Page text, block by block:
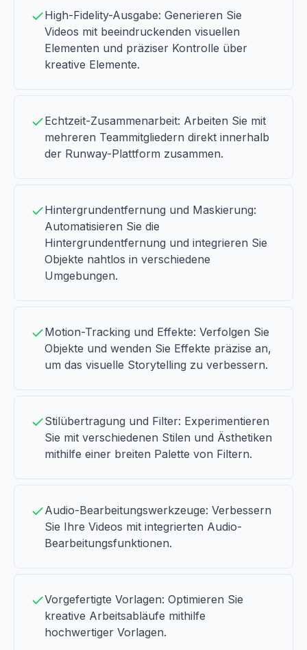
High-Fidelity-Ausgabe: Generieren Sie
Videos mit beeindruckenden visuellen
Elementen und präziser Kontrolle über
kreative Elemente.
Echtzeit-Zusammenarbeit: Arbeiten Sie mit
mehreren Teammitgliedern direkt innerhalb
der Runway-Plattform zusammen.
Hintergrundentfernung und Maskierung:
Automatisieren Sie die
Hintergrundentfernung und integrieren Sie
Objekte nahtlos in verschiedene
Umgebungen.
Motion-Tracking und Effekte: Verfolgen Sie
Objekte und wenden Sie Effekte präzise an,
um das visuelle Storytelling zu verbessern.
Stilübertragung und Filter: Experimentieren
Sie mit verschiedenen Stilen und Ästhetiken
mithilfe einer breiten Palette von Filtern.
Audio-Bearbeitungswerkzeuge: Verbessern
Sie Ihre Videos mit integrierten Audio-
Bearbeitungsfunktionen.
Vorgefertigte Vorlagen: Optimieren Sie
kreative Arbeitsabläufe mithilfe
hochwertiger Vorlagen.